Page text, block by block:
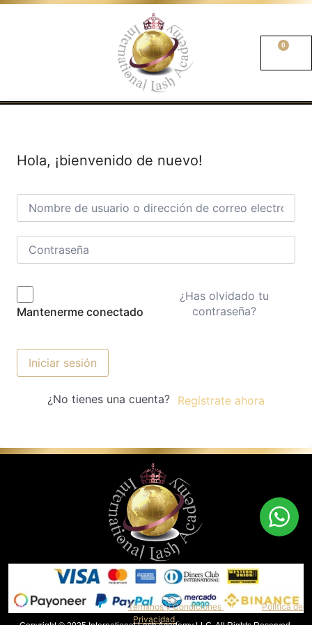
0
Hola, ¡bienvenido de nuevo!
Mantenerme conectado
¿Has olvidado tu
contraseña?
Iniciar sesión
¿No tienes una cuenta? Regístrate ahora
Al continuar, aceptas nuestrosTérminos y Condiciones y nuestraPolítica de
Privacidad .